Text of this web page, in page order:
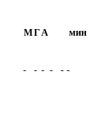
МГА мин
- - - - - -